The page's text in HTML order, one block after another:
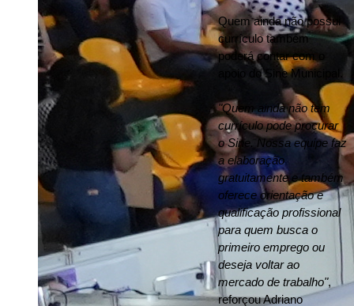
Quem ainda não possui
currículo também
poderá contar com o
apoio do Sine Municipal.
"Quem ainda não tem
currículo pode procurar
o Sine. Nossa equipe faz
a elaboração
gratuitamente e também
oferece orientação e
qualificação profissional
para quem busca o
primeiro emprego ou
deseja voltar ao
mercado de trabalho",
reforçou Adriano